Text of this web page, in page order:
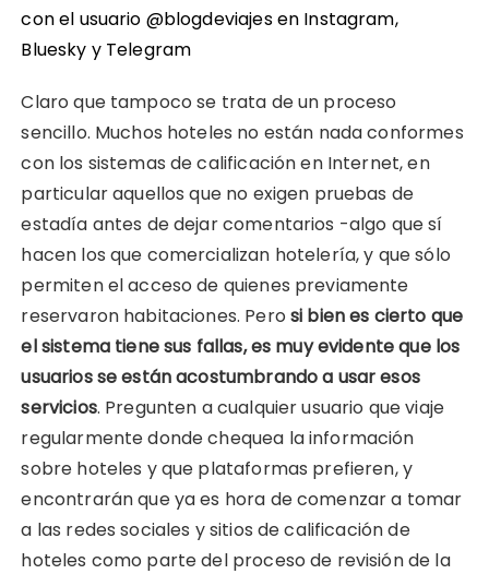
con el usuario @blogdeviajes en Instagram,
Bluesky y Telegram
Claro que tampoco se trata de un proceso
sencillo. Muchos hoteles no están nada conformes
con los sistemas de calificación en Internet, en
particular aquellos que no exigen pruebas de
estadía antes de dejar comentarios -algo que sí
hacen los que comercializan hotelería, y que sólo
permiten el acceso de quienes previamente
reservaron habitaciones. Pero si bien es cierto que
el sistema tiene sus fallas, es muy evidente que los
usuarios se están acostumbrando a usar esos
servicios. Pregunten a cualquier usuario que viaje
regularmente donde chequea la información
sobre hoteles y que plataformas prefieren, y
encontrarán que ya es hora de comenzar a tomar
a las redes sociales y sitios de calificación de
hoteles como parte del proceso de revisión de la